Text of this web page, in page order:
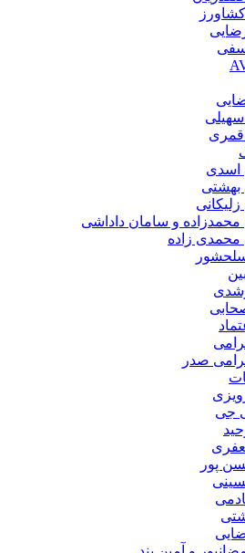
و سامان داداشی
زاده
صدر